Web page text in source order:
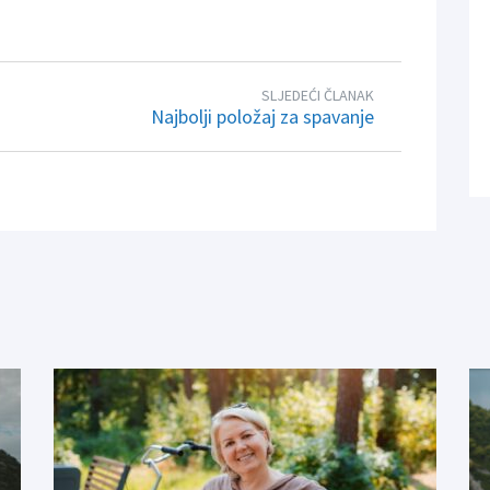
SLJEDEĆI ČLANAK
Najbolji položaj za spavanje